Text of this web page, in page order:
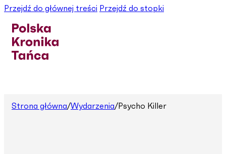
Przejdź do głównej treści Przejdź do stopki
Strona główna/Wydarzenia/Psycho Killer